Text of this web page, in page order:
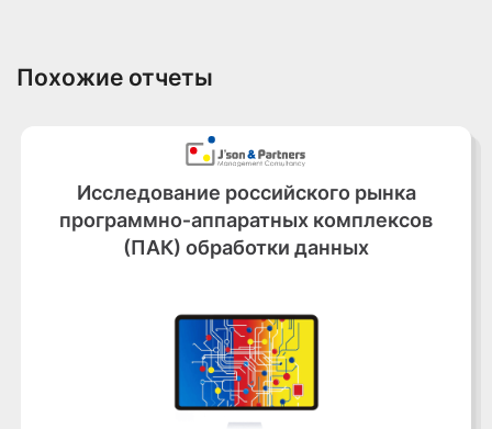
Похожие отчеты
Исследование российского рынка
программно‑аппаратных комплексов
(ПАК) обработки данных